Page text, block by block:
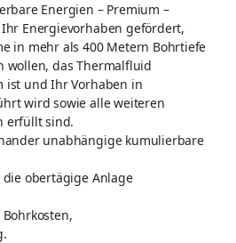
Energien – Premium –
Energievorhaben gefördert,
in mehr als 400 Metern Bohrtiefe
wollen, das Thermalfluid
ist und Ihr Vorhaben in
wird sowie alle weiteren
erfüllt sind.
unabhängige kumulierbare
obertägige Anlage